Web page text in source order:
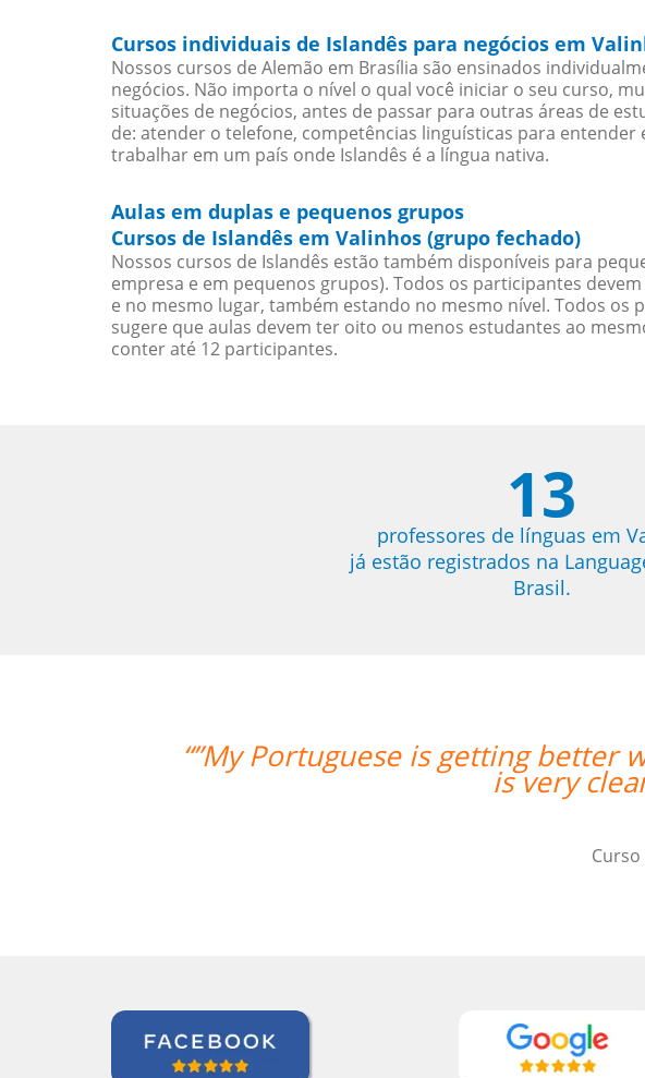
Cursos individuais de Islandês para negócios em
Nossos cursos de Alemão em Brasília são ensinados
negócios. Não importa o nível o qual você iniciar o seu curso,
situações de negócios, antes de passar para outras áreas de
de: atender o telefone, competências linguísticas para
trabalhar em um país onde Islandês é a língua nativa.
Aulas em duplas e pequenos grupos
Cursos de Islandês em Valinhos (grupo fechado)
Nossos cursos de Islandês estão também disponíveis para
empresa e em pequenos grupos). Todos os participantes
e no mesmo lugar, também estando no mesmo nível. Todos
sugere que aulas devem ter oito ou menos estudantes ao
conter até 12 participantes.
13
professores de línguas em
já estão registrados na
Brasil.
better with your support. Cris is a great
is very clear and simple for me to